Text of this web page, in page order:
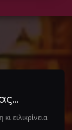
ειλικρίνεια.